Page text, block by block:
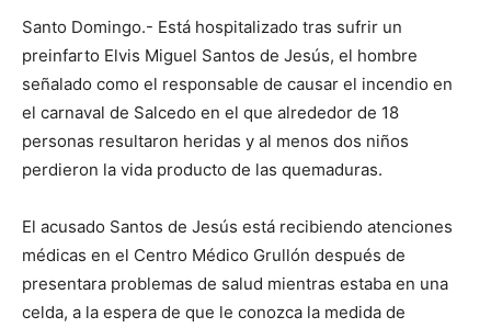
Santo Domingo.- Está hospitalizado tras sufrir un
preinfarto Elvis Miguel Santos de Jesús, el hombre
señalado como el responsable de causar el incendio en
el carnaval de Salcedo en el que alrededor de 18
personas resultaron heridas y al menos dos niños
perdieron la vida producto de las quemaduras.
El acusado Santos de Jesús está recibiendo atenciones
médicas en el Centro Médico Grullón después de
presentara problemas de salud mientras estaba en una
celda, a la espera de que le conozca la medida de